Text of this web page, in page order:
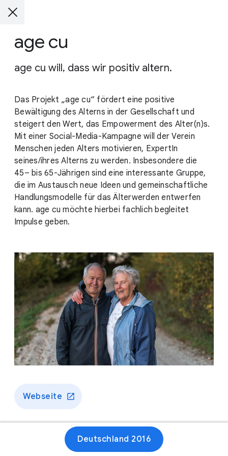
age cu
age cu will, dass wir positiv altern.
Das Projekt „age cu“ fördert eine positive
Bewältigung des Alterns in der Gesellschaft und
steigert den Wert, das Empowerment des Alter(n)s.
Mit einer Social-Media-Kampagne will der Verein
Menschen jeden Alters motivieren, ExpertIn
seines/ihres Alterns zu werden. Insbesondere die
45– bis 65-Jährigen sind eine interessante Gruppe,
die im Austausch neue Ideen und gemeinschaftliche
Handlungsmodelle für das Älterwerden entwerfen
kann. age cu möchte hierbei fachlich begleitet
Impulse geben.
Webseite
Deutschland 2016